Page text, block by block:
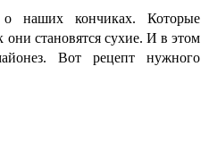
наших кончиках. Которые
становятся сухие. И в этом
Вот рецепт нужного